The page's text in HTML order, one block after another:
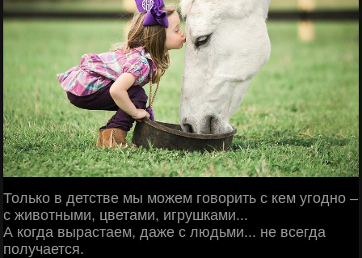
Только в детстве мы можем говорить с кем угодно –
с животными, цветами, игрушками...
А когда вырастаем, даже с людьми... не всегда
получается.